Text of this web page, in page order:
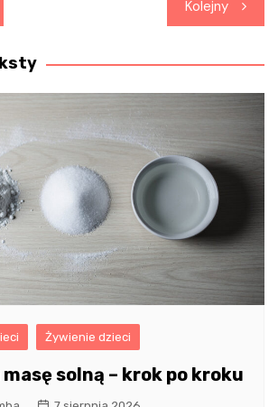
Kolejny
Żywienie dzieci
solną – krok po kroku